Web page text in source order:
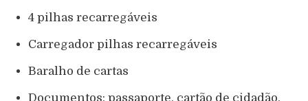
4 pilhas recarregáveis
Carregador pilhas recarregáveis
Baralho de cartas
Documentos: passaporte, cartão de cidadão,